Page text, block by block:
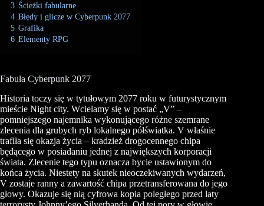
3 Ścieżki fabularne
4 Błędy i glicze w Cyberpunk 2077
5 Grafika
6 Elementy RPG
Fabuła Cyberpunk 2077
Historia toczy się w tytułowym 2077 roku w futurystycznym
mieście Night city. Wcielamy się w postać „V” –
pomniejszego najemnika wykonującego różne szemrane
zlecenia dla grubych ryb lokalnego półświatka. V właśnie
trafiła się okazja życia – kradzież drogocennego chipa
będącego w posiadaniu jednej z największych korporacji
świata. Zlecenie tego typu oznacza bycie ustawionym do
końca życia. Niestety na skutek nieoczekiwanych wydarzeń,
V zostaje ranny a zawartość chipa przetransferowana do jego
głowy. Okazuje się nią cyfrowa kopia poległego przed laty